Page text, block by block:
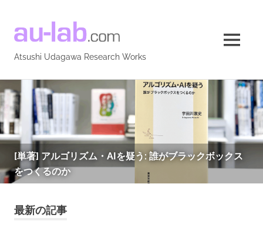
ン
テ
ン
ツ
ス
キ
Udagawa
Research
Works
Atsushi Udagawa Research Works
MENU
[単著] アルゴリズム・AIを疑う: 誰がブラックボックス
をつくるのか
最新の記事